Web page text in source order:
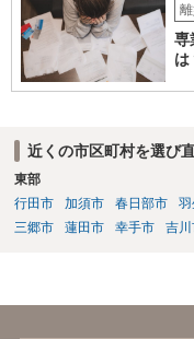
専
は
近くの市区町村を選び
東部
行田市
加須市 春日部市
三郷市
蓮田市 幸手市 吉川